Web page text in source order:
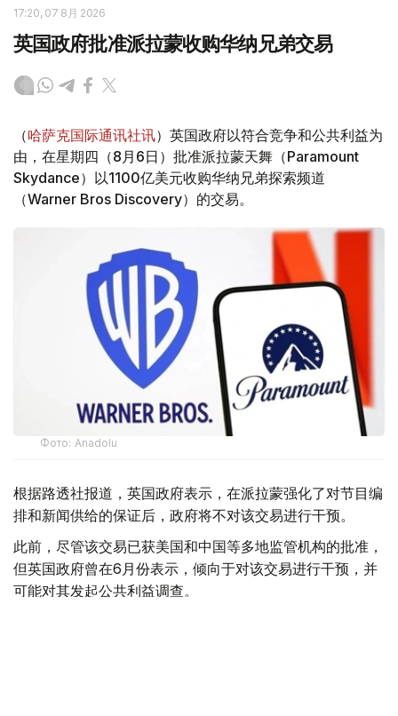
17:20, 07 8月 2026
英国政府批准派拉蒙收购华纳兄弟交易
（哈萨克国际通讯社讯）英国政府以符合竞争和公共利益为
由，在星期四（8月6日）批准派拉蒙天舞（Paramount
Skydance）以1100亿美元收购华纳兄弟探索频道
（Warner Bros Discovery）的交易。
Фото: Аnadolu
根据路透社报道，英国政府表示，在派拉蒙强化了对节目编
排和新闻供给的保证后，政府将不对该交易进行干预。
此前，尽管该交易已获美国和中国等多地监管机构的批准，
但英国政府曾在6月份表示，倾向于对该交易进行干预，并
可能对其发起公共利益调查。